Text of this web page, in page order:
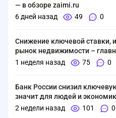
— в обзоре zaimi.ru
6 дней назад
49 0
Снижение ключевой ставки,
рынок недвижимости –
1 неделя назад
75 0
Банк России снизил
значит для людей и
2 недели назад
101 0